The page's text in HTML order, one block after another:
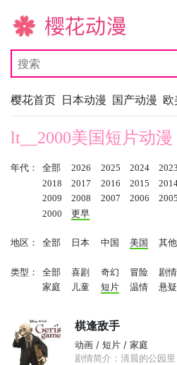
樱花动漫
樱花首页 日本动漫 国产动漫 欧
lt__2000美国短片动漫
年代： 全部 2026 2025 2024 2023
2018
2017 2016 2015
2009
2008 2007 2006 2005
2000
更早
地区： 全部 日本 中国 美国 其他
类型： 全部 喜剧 奇幻 冒险 剧情
家庭
儿童 短片 温情 悬疑
棋逢敌手
动画 / 短片 / 家庭
剧情简介：清晨的公园